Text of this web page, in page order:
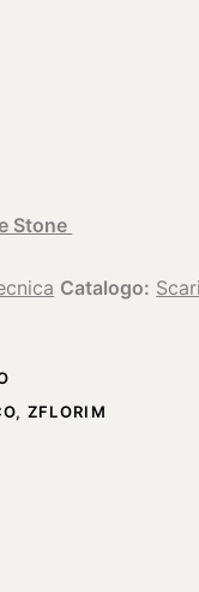
Stone
Catalogo:
, ZFLORIM